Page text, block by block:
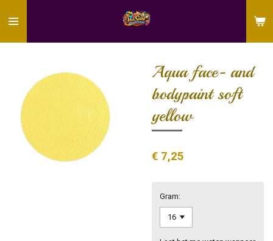
direct
Aqua face- and
bodypaint soft
yellow
€ 7,25
Gram: